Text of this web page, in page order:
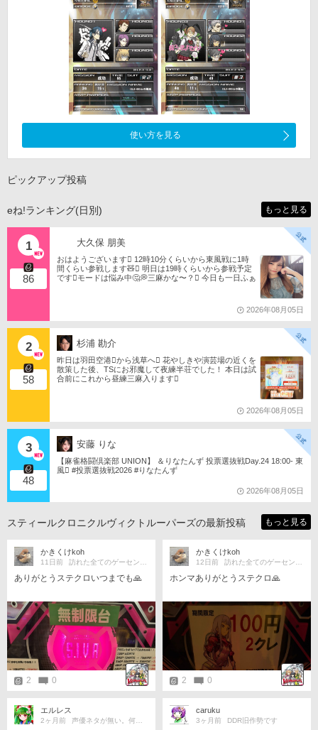
使い方を見る
ピックアップ投稿
eね!ランキング(日別) もっと見る
1
86
大久保 朋美
おはようございます󾀀️ 12時10分くらいから東風戦に1時
間くらい参戦します🧸󾬏 明日は19時くらいから参戦予定
です󾭨️モードは悩み中🤔💭三麻かな〜？󾠋️ 今日も一日ふぁ
2026年08月05日
2
58
杉浦 勘介
昨日は羽田空港󾟩️から浅草へ󾟠 花やしきや演芸場の近くを
散策した後、TSにお邪魔して夜練半荘でした！ 本日は試
合前にこれから昼練三麻入ります󾠋️
2026年08月05日
3
48
安藤 りな
【麻雀格闘倶楽部 UNION】 ＆りなたんず 投票選抜戦Day.24 18:00- 東
風󾁃 #投票選抜戦2026 #りなたんず
2026年08月05日
スティールクロニクルヴィクトルーパーズの最新投稿 もっと見る
かきくけkoh
11日前 訪れた全てのゲーセンに、ありがとう
ありがとうステクロいつまでも🙏
2 0
かきくけkoh
12日前 訪れた全てのゲーセンに、ありがとう
ホンマありがとうステクロ🙏
2 0
エルレス
2ヶ月前 声優ネタが無い。何かネタがないか？
caruku
3ヶ月前 DDR旧作勢です